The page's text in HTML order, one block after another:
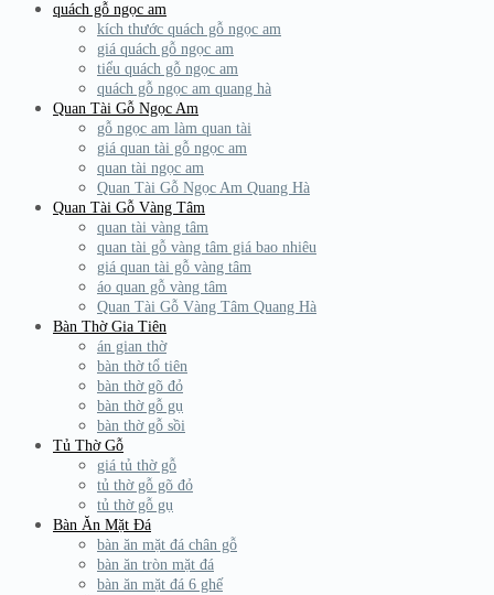
quách gỗ ngọc am
kích thước quách gỗ ngọc am
giá quách gỗ ngọc am
tiểu quách gỗ ngọc am
quách gỗ ngọc am quang hà
Quan Tài Gỗ Ngọc Am
gỗ ngọc am làm quan tài
giá quan tài gỗ ngọc am
quan tài ngọc am
Quan Tài Gỗ Ngọc Am Quang Hà
Quan Tài Gỗ Vàng Tâm
quan tài vàng tâm
quan tài gỗ vàng tâm giá bao nhiêu
giá quan tài gỗ vàng tâm
áo quan gỗ vàng tâm
Quan Tài Gỗ Vàng Tâm Quang Hà
Bàn Thờ Gia Tiên
án gian thờ
bàn thờ tổ tiên
bàn thờ gõ đỏ
bàn thờ gỗ gụ
bàn thờ gỗ sồi
Tủ Thờ Gỗ
giá tủ thờ gỗ
tủ thờ gỗ gõ đỏ
tủ thờ gỗ gụ
Bàn Ăn Mặt Đá
bàn ăn mặt đá chân gỗ
bàn ăn tròn mặt đá
bàn ăn mặt đá 6 ghế